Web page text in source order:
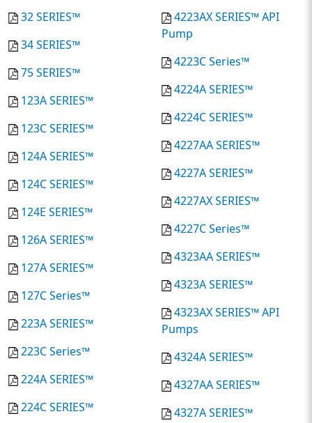
32 SERIES™
34 SERIES™
75 SERIES™
123A SERIES™
123C SERIES™
124A SERIES™
124C SERIES™
124E SERIES™
126A SERIES™
127A SERIES™
127C Series™
223A SERIES™
223C Series™
224A SERIES™
224C SERIES™
4223AX SERIES™ API
Pump
4223C Series™
4224A SERIES™
4224C SERIES™
4227AA SERIES™
4227A SERIES™
4227AX SERIES™
4227C Series™
4323AA SERIES™
4323A SERIES™
4323AX SERIES™ API
Pumps
4324A SERIES™
4327AA SERIES™
4327A SERIES™